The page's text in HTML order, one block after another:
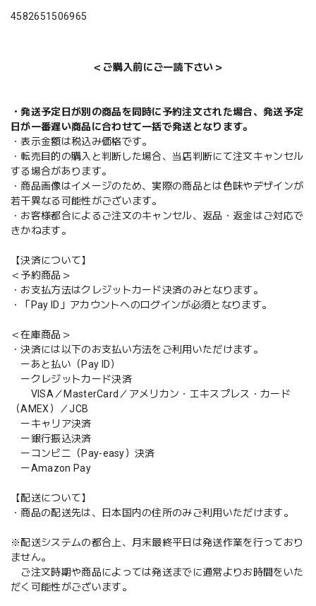
4582651506965
＜ご購入前にご一読下さい＞
・発送予定日が別の商品を同時に予約注文された場合、発送予定
日が一番遅い商品に合わせて一括で発送となります。
・表示金額は税込み価格です。
・転売目的の購入と判断した場合、当店判断にて注文キャンセル
する場合があります。
・商品画像はイメージのため、実際の商品とは色味やデザインが
若干異なる可能性がございます。
・お客様都合によるご注文のキャンセル、返品・返金はご対応で
きかねます。
【決済について】
＜予約商品＞
・お支払方法はクレジットカード決済のみとなります。
・「Pay ID」アカウントへのログインが必須となります。
＜在庫商品＞
・決済には以下のお支払い方法をご利用いただけます。
ーあと払い（Pay ID）
ークレジットカード決済
VISA／MasterCard／アメリカン・エキスプレス・カード
（AMEX）／JCB
ーキャリア決済
ー銀行振込決済
ーコンビニ（Pay-easy）決済
ーAmazon Pay
【配送について】
・商品の配送先は、日本国内の住所のみご利用いただけます。
※配送システムの都合上、月末最終平日は発送作業を行っており
ません。
ご注文時期や商品によっては発送までに通常よりお時間をいた
だく可能性がございます。